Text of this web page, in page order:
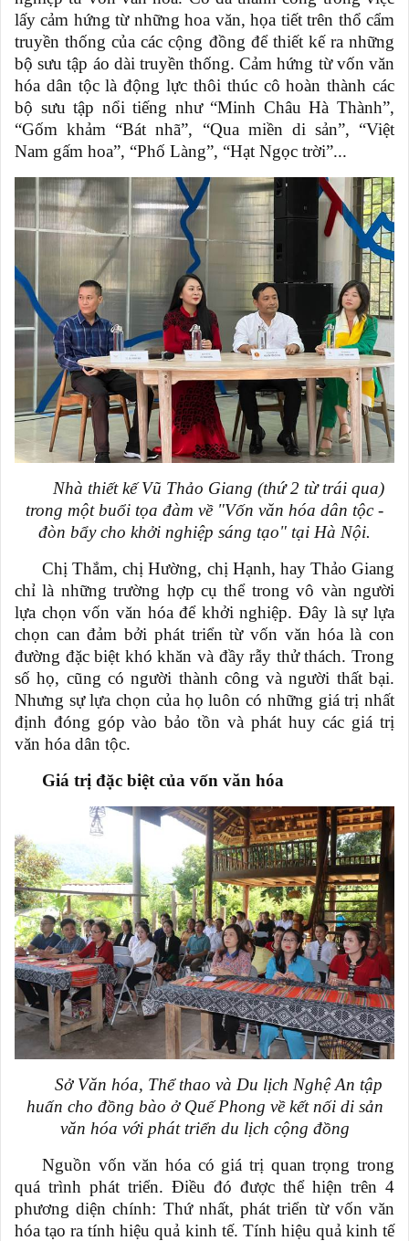
lấy cảm hứng từ những hoa văn, họa tiết trên thổ cẩm
truyền thống của các cộng đồng để thiết kế ra những
bộ sưu tập áo dài truyền thống. Cảm hứng từ vốn văn
hóa dân tộc là động lực thôi thúc cô hoàn thành các
bộ sưu tập nổi tiếng như “Minh Châu Hà Thành”,
“Gốm khảm “Bát nhã”, “Qua miền di sản”, “Việt
Nam gấm hoa”, “Phố Làng”, “Hạt Ngọc trời”...
Nhà thiết kế Vũ Thảo Giang (thứ 2 từ trái qua)
trong một buổi tọa đàm về "Vốn văn hóa dân tộc -
đòn bẩy cho khởi nghiệp sáng tạo" tại Hà Nội.
Chị Thắm, chị Hường, chị Hạnh, hay Thảo Giang
chỉ là những trường hợp cụ thể trong vô vàn người
lựa chọn vốn văn hóa để khởi nghiệp. Đây là sự lựa
chọn can đảm bởi phát triển từ vốn văn hóa là con
đường đặc biệt khó khăn và đầy rẫy thử thách. Trong
số họ, cũng có người thành công và người thất bại.
Nhưng sự lựa chọn của họ luôn có những giá trị nhất
định đóng góp vào bảo tồn và phát huy các giá trị
văn hóa dân tộc.
Giá trị đặc biệt của vốn văn hóa
Sở Văn hóa, Thể thao và Du lịch Nghệ An tập
huấn cho đồng bào ở Quế Phong về kết nối di sản
văn hóa với phát triển du lịch cộng đồng
Nguồn vốn văn hóa có giá trị quan trọng trong
quá trình phát triển. Điều đó được thể hiện trên 4
phương diện chính: Thứ nhất, phát triển từ vốn văn
hóa tạo ra tính hiệu quả kinh tế. Tính hiệu quả kinh tế